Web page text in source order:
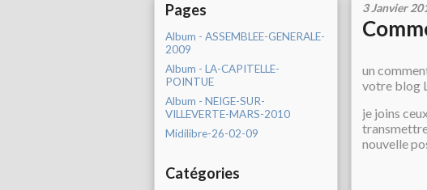
Pages
Album - ASSEMBLEE-GENERALE-
2009
Album - LA-CAPITELLE-
POINTUE
Album - NEIGE-SUR-
VILLEVERTE-MARS-2010
Midilibre-26-02-09
Catégories
3 Janvier
un
votre blog
je joins
nouvelle